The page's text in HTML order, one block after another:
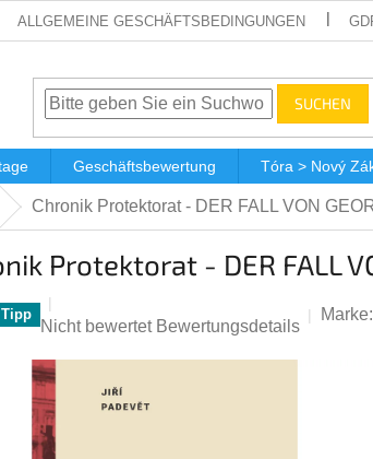
ALLGEMEINE GESCHÄFTSBEDINGUNGEN
SUCHEN
Geschäftsbewertung Tóra > Nový
Chronik Protektorat - DER FALL VON
Protektorat - DER FALL
Tipp
Die
Produktbewertung
ist
0,0
von
Nicht bewertet Bewertungsdetails
Marke: